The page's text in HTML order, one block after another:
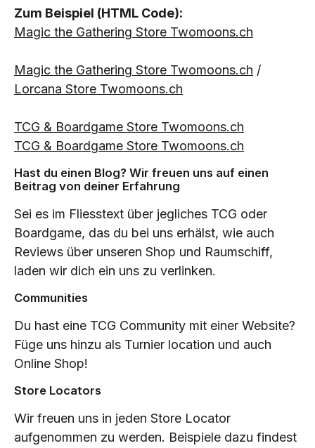
Zum Beispiel (HTML Code):
Magic the Gathering Store Twomoons.ch
Magic the Gathering Store Twomoons.ch /
Lorcana Store Twomoons.ch
TCG & Boardgame Store Twomoons.ch
TCG & Boardgame Store Twomoons.ch
Hast du einen Blog? Wir freuen uns auf einen
Beitrag von deiner Erfahrung
Sei es im Fliesstext über jegliches TCG oder
Boardgame, das du bei uns erhälst, wie auch
Reviews über unseren Shop und Raumschiff,
laden wir dich ein uns zu verlinken.
Communities
Du hast eine TCG Community mit einer Website?
Füge uns hinzu als Turnier location und auch
Online Shop!
Store Locators
Wir freuen uns in jeden Store Locator
aufgenommen zu werden. Beispiele dazu findest